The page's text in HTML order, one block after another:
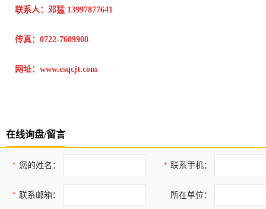
联系人：邓猛 13997877641
传真：0722-7609908
网址：www.csqcjt.com
在线询盘/留言
* 您的姓名： * 联系手机：
* 联系邮箱： 所在单位：